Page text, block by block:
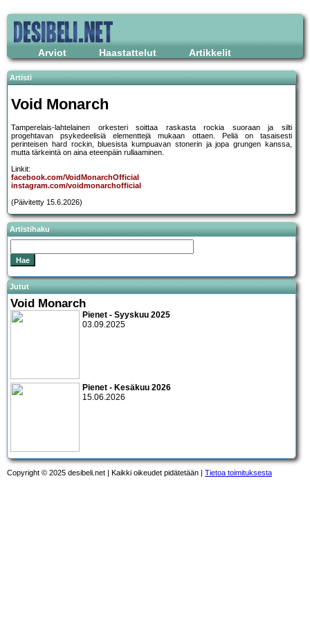
Arviot Haastattelut Artikkelit
Artisti
Void Monarch
Tamperelais-lahtelainen orkesteri soittaa raskasta rockia suoraan ja silti
progehtavan psykedeelisiä elementtejä mukaan ottaen. Peliä on tasaisesti
perinteisen hard rockin, bluesista kumpuavan stonerin ja jopa grungen kanssa,
mutta tärkeintä on aina eteenpäin rullaaminen.
Linkit:
facebook.com/VoidMonarchOfficial
instagram.com/voidmonarchofficial
(Päivitetty 15.6.2026)
Artistihaku
Jutut
Void Monarch
Pienet - Syyskuu 2025
03.09.2025
Pienet - Kesäkuu 2026
15.06.2026
Copyright © 2025 desibeli.net | Kaikki oikeudet pidätetään | Tietoa toimituksesta